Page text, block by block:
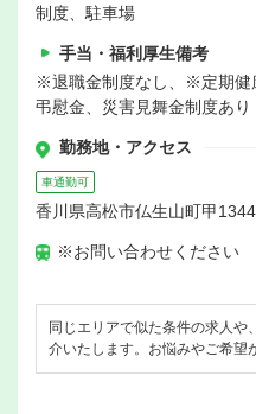
制度、駐車場
手当・福利厚生備考
※退職金制度なし、※定期健
弔慰金、災害見舞金制度あり
勤務地・アクセス
車通勤可
香川県高松市仏生山町甲1344
※お問い合わせください
同じエリアで似た条件の求人
介いたします。お悩みやご希望